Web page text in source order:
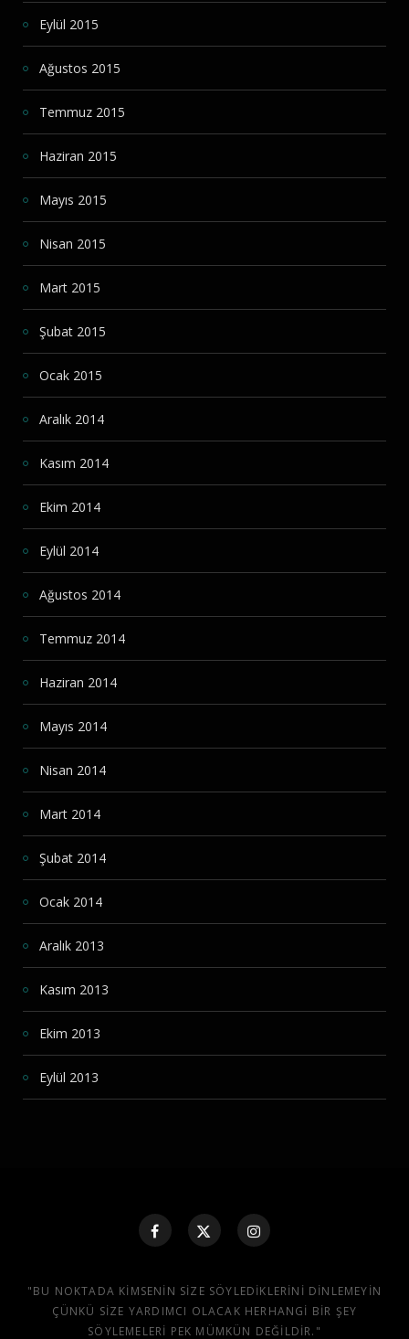
Eylül 2015
Ağustos 2015
Temmuz 2015
Haziran 2015
Mayıs 2015
Nisan 2015
Mart 2015
Şubat 2015
Ocak 2015
Aralık 2014
Kasım 2014
Ekim 2014
Eylül 2014
Ağustos 2014
Temmuz 2014
Haziran 2014
Mayıs 2014
Nisan 2014
Mart 2014
Şubat 2014
Ocak 2014
Aralık 2013
Kasım 2013
Ekim 2013
Eylül 2013
"BU NOKTADA KIMSENIN SIZE SÖYLEDIKLERINI DINLEMEYIN
ÇÜNKÜ SIZE YARDIMCI OLACAK HERHANGI BIR ŞEY
SÖYLEMELERI PEK MÜMKÜN DEĞILDIR."